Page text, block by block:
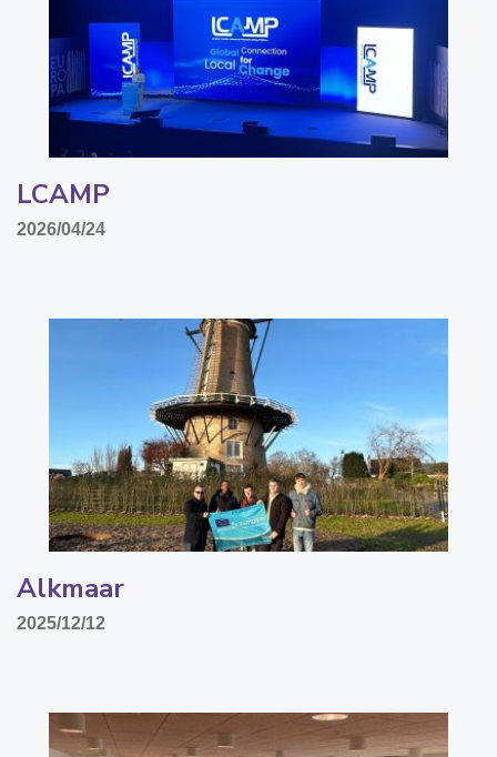
LCAMP
2026/04/24
Alkmaar
2025/12/12